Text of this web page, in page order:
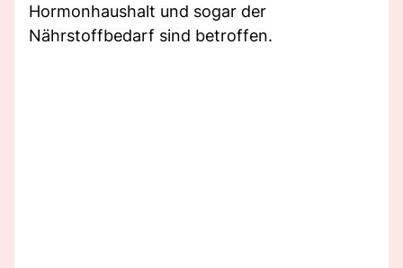
Hormonhaushalt und sogar der
Nährstoffbedarf sind betroffen.